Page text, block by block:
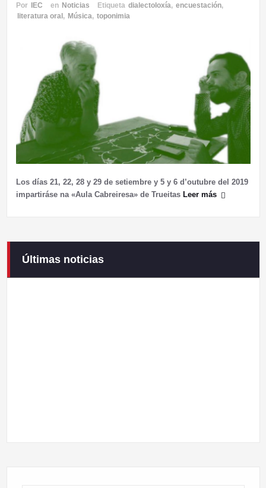
Por IEC en Noticias Etiqueta dialectoloxía, encuestación,
literatura oral, Música, toponimia
Los días 21, 22, 28 y 29 de setiembre y 5 y 6 d’outubre del 2019
impartiráse na «Aula Cabreiresa» de Trueitas Leer más
Últimas noticias
Campaneirus 2026